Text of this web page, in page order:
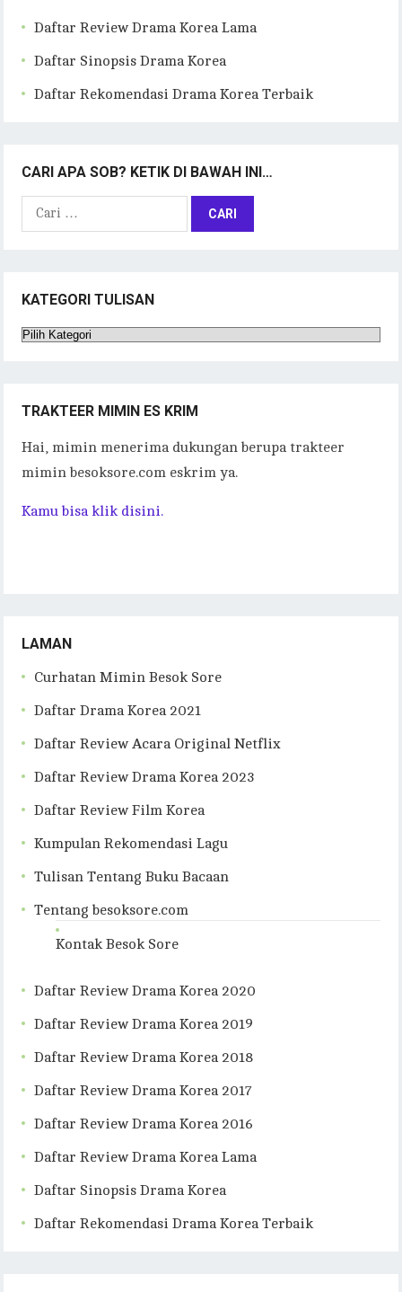
Daftar Review Drama Korea Lama
Daftar Sinopsis Drama Korea
Daftar Rekomendasi Drama Korea Terbaik
CARI APA SOB? KETIK DI BAWAH INI…
Cari
KATEGORI TULISAN
Kategori
TRAKTEER MIMIN ES KRIM
Hai, mimin menerima dukungan berupa trakteer
mimin besoksore.com eskrim ya.
Kamu bisa klik disini.
LAMAN
Curhatan Mimin Besok Sore
Daftar Drama Korea 2021
Daftar Review Acara Original Netflix
Daftar Review Drama Korea 2023
Daftar Review Film Korea
Kumpulan Rekomendasi Lagu
Tulisan Tentang Buku Bacaan
Tentang besoksore.com
Kontak Besok Sore
Daftar Review Drama Korea 2020
Daftar Review Drama Korea 2019
Daftar Review Drama Korea 2018
Daftar Review Drama Korea 2017
Daftar Review Drama Korea 2016
Daftar Review Drama Korea Lama
Daftar Sinopsis Drama Korea
Daftar Rekomendasi Drama Korea Terbaik